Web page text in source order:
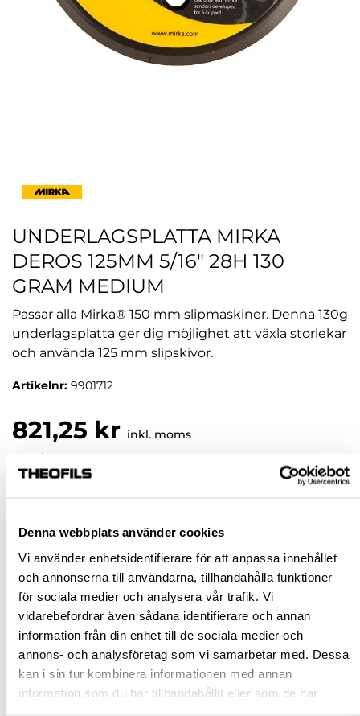
Denna webbplats använder cookies
Vi använder enhetsidentifierare för att anpassa innehållet
och annonserna till användarna, tillhandahålla funktioner
för sociala medier och analysera vår trafik. Vi
vidarebefordrar även sådana identifierare och annan
information från din enhet till de sociala medier och
annons- och analysföretag som vi samarbetar med. Dessa
kan i sin tur kombinera informationen med annan
information som du har tillhandahållit eller som de har
UNDERLAGSPLATTA MIRKA
DEROS 125MM 5/16" 28H 130
GRAM MEDIUM
Passar alla Mirka® 150 mm slipmaskiner. Denna 130g
underlagsplatta ger dig möjlighet att växla storlekar
och använda 125 mm slipskivor.
Artikelnr: 9901712
821,25 kr inkl. moms
Pris / 1 st: 821,25 kr
Jönköping huvudlager Finns i lager online
Jönköping butik Slut i lager
Stockholm butik Finns i lager